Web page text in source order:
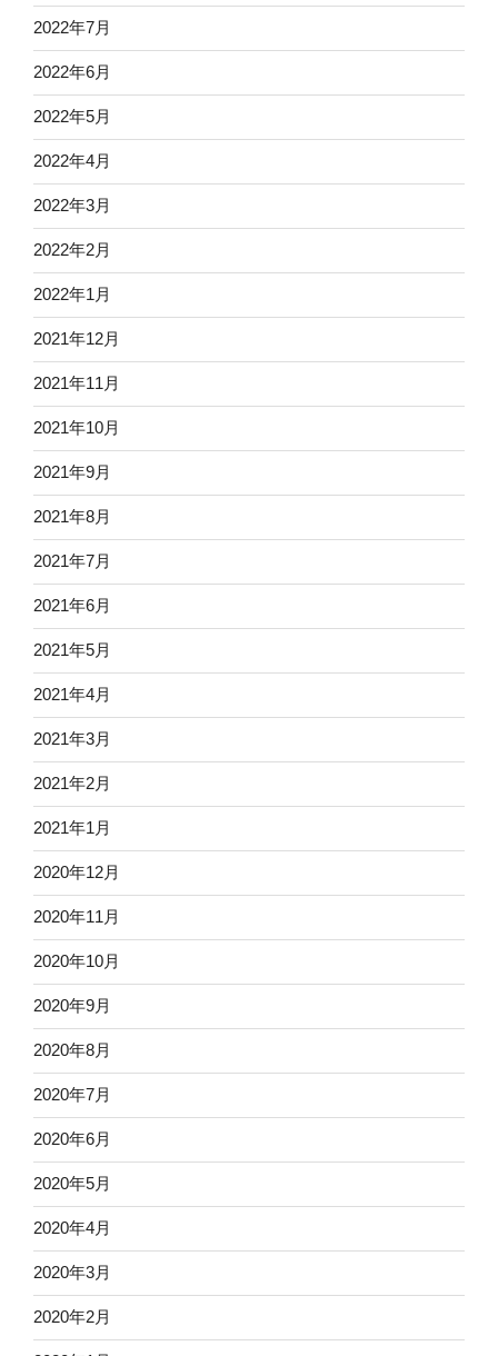
2022年7月
2022年6月
2022年5月
2022年4月
2022年3月
2022年2月
2022年1月
2021年12月
2021年11月
2021年10月
2021年9月
2021年8月
2021年7月
2021年6月
2021年5月
2021年4月
2021年3月
2021年2月
2021年1月
2020年12月
2020年11月
2020年10月
2020年9月
2020年8月
2020年7月
2020年6月
2020年5月
2020年4月
2020年3月
2020年2月